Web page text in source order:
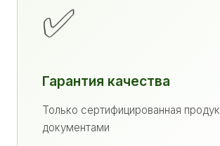
✅
Гарантия качества
Только сертифицированная
документами